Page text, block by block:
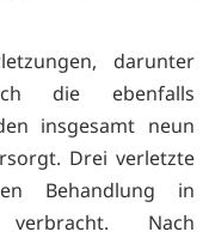
darunter
die ebenfalls
insgesamt neun
Drei verletzte
Behandlung in
verbracht. Nach